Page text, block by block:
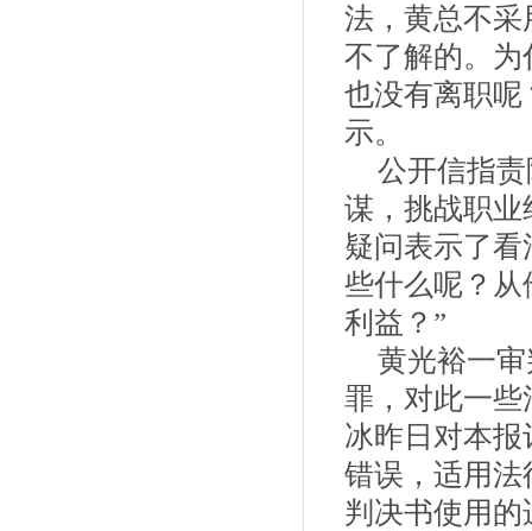
法，黄总不
不了解的。
也没有离职呢
示。
公开信指
谋，挑战职
疑问表示了
些什么呢？
利益？”
黄光裕一
罪，对此一
冰昨日对本报
错误，适用法
判决书使用的